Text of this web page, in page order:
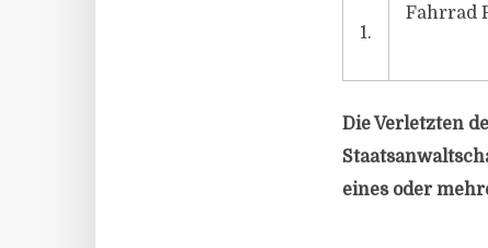
1.
Fahrrad
Die Verletzten
eines oder